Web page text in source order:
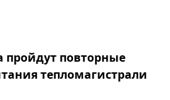
пройдут повторные
тепломагистрали